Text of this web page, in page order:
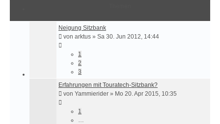
Neigung Sitzbank
von arktus » Sa 30. Jun 2012, 14:44
1
2
3
Erfahrungen mit Touratech-Sitzbank?
von Yammierider » Mo 20. Apr 2015, 10:35
1